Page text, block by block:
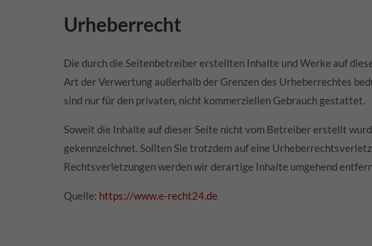
Urheberrecht
Die durch die Seitenbetreiber erstellten Inhalte und Werke auf
Art der Verwertung außerhalb der Grenzen des Urheberrechtes
sind nur für den privaten, nicht kommerziellen Gebrauch gestattet.
Soweit die Inhalte auf dieser Seite nicht vom Betreiber erstellt
gekennzeichnet. Sollten Sie trotzdem auf eine
Rechtsverletzungen werden wir derartige Inhalte umgehend
Quelle: https://www.e-recht24.de
Ausbildungsnetzwerke